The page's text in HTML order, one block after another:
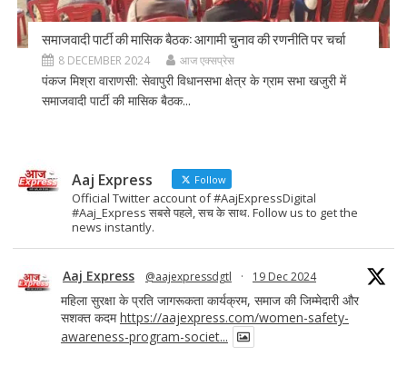
समाजवादी पार्टी की मासिक बैठक: आगामी चुनाव की रणनीति पर चर्चा
8 DECEMBER 2024 आज एक्सप्रेस
पंकज मिश्रा वाराणसी: सेवापुरी विधानसभा क्षेत्र के ग्राम सभा खजुरी में
समाजवादी पार्टी की मासिक बैठक...
Aaj Express Follow
Official Twitter account of #AajExpressDigital
#Aaj_Express सबसे पहले, सच के साथ. Follow us to get the
news instantly.
Aaj Express @aajexpressdgtl · 19 Dec 2024
महिला सुरक्षा के प्रति जागरूकता कार्यक्रम, समाज की जिम्मेदारी और
सशक्त कदमhttps://aajexpress.com/women-safety-
awareness-program-societ...